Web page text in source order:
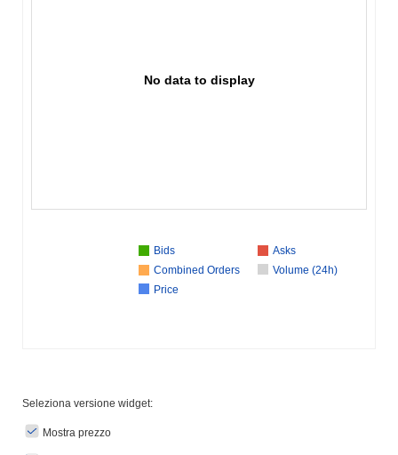
No data to display
Bids
Asks
Combined Orders
Volume (24h)
Price
Seleziona versione widget:
Mostra prezzo